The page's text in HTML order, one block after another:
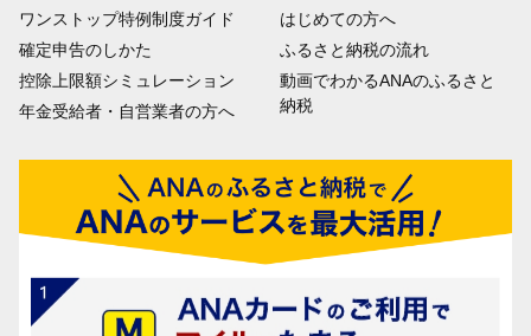
ワンストップ特例制度ガイド
確定申告のしかた
控除上限額シミュレーション
年金受給者・自営業者の方へ
はじめての方へ
ふるさと納税の流れ
動画でわかるANAのふるさと
納税